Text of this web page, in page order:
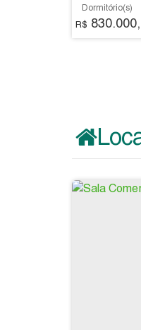
R$
Dormitório(s)
2 ~ 3